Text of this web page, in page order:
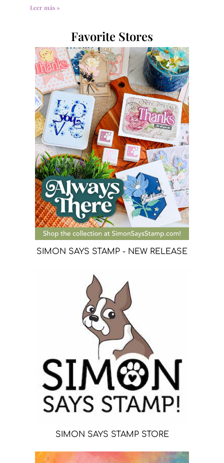
Leer más »
Favorite Stores
SIMON SAYS STAMP - NEW RELEASE
SIMON SAYS STAMP STORE